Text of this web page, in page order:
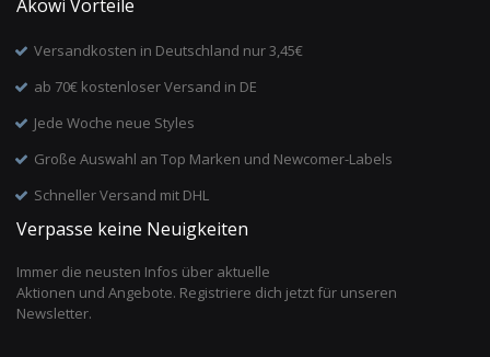
Akowi Vorteile
Versandkosten in Deutschland nur 3,45€
ab 70€ kostenloser Versand in DE
Jede Woche neue Styles
Große Auswahl an Top Marken und Newcomer-Labels
Schneller Versand mit DHL
Verpasse keine Neuigkeiten
Immer die neusten Infos über aktuelle
Aktionen und Angebote. Registriere dich jetzt für unseren
Newsletter.